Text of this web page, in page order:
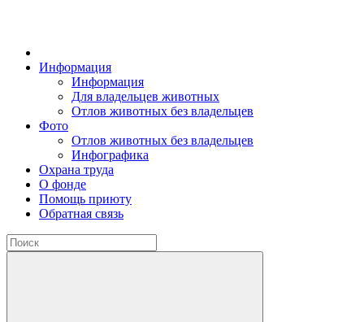
Информация
Информация
Для владельцев животных
Отлов животных без владельцев
Фото
Отлов животных без владельцев
Инфографика
Охрана труда
О фонде
Помощь приюту
Обратная связь